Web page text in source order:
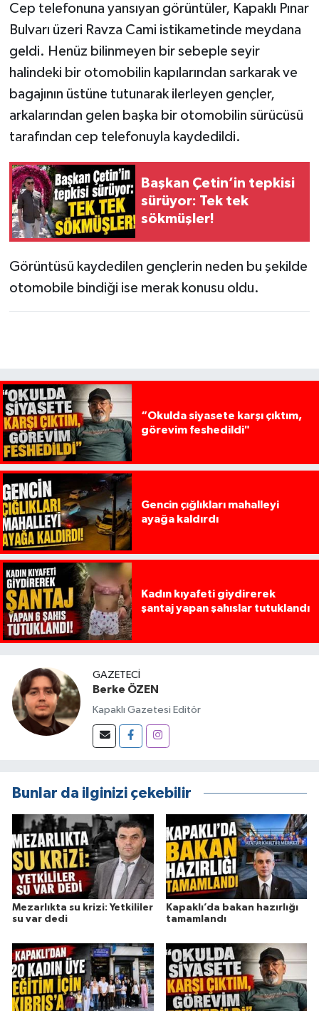
Cep telefonuna yansıyan görüntüler, Kapaklı Pınar
Bulvarı üzeri Ravza Cami istikametinde meydana
geldi. Henüz bilinmeyen bir sebeple seyir
halindeki bir otomobilin kapılarından sarkarak ve
bagajının üstüne tutunarak ilerleyen gençler,
arkalarından gelen başka bir otomobilin sürücüsü
tarafından cep telefonuyla kaydedildi.
Başkan Çetin’in tepkisi
sürüyor: Tek tek
sökmüşler!
Görüntüsü kaydedilen gençlerin neden bu şekilde
otomobile bindiği ise merak konusu oldu.
“Okulda siyasete karşı çıktım,
görevim feshedildi"
Gencin çığlıkları mahalleyi
ayağa kaldırdı
Kadın kıyafeti giydirerek
şantaj yapan şahıslar tutuklandı
GAZETECI
Berke ÖZEN
Kapaklı Gazetesi Editör
Bunlar da ilginizi çekebilir
Mezarlıkta su krizi: Yetkililer
su var dedi
Kapaklı’da bakan hazırlığı
tamamlandı